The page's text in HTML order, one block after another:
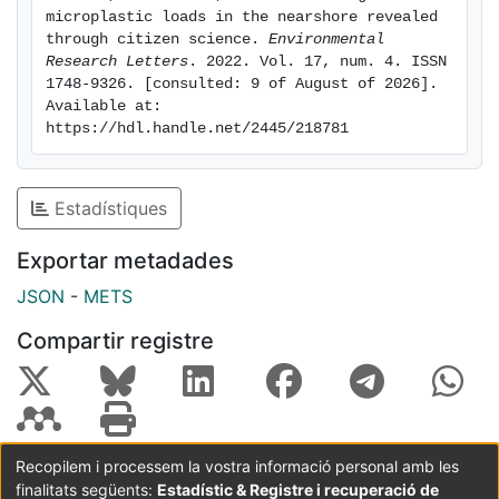
open questions by using the citizen science
methodological approach presented here.
microplastic loads in the nearshore revealed
through citizen science. Environmental
Research Letters . 2022. Vol. 17, num. 4. ISSN
1748-9326. [consulted: 9 of August of 2026].
Available at:
https://hdl.handle.net/2445/218781
Estadístiques
Exportar metadades
JSON - METS
Compartir registre
Coordinació:CRAI UB Avís legal Metadades
Recopilem i processem la vostra informació personal amb les
finalitats següents: Estadístic & Registre i recuperació de